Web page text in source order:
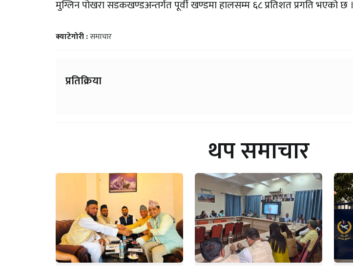
मुग्लिन पोखरा सडकखण्डअन्तर्गत पूर्वी खण्डमा हालसम्म ६८ प्रतिशत प्रगति भएको छ ।
क्याटेगोरी :समाचार
प्रतिक्रिया
थप समाचार